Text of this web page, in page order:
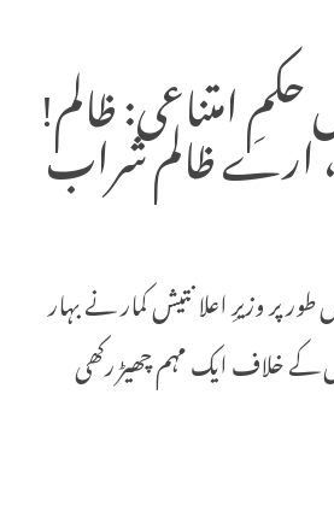
حکمِ امتناعی: ظالم!
ظالم شراب
پر وزیرِ اعلا نتیش کمار نے بہار
کے خلاف ایک مہم چھیڑ رکھی